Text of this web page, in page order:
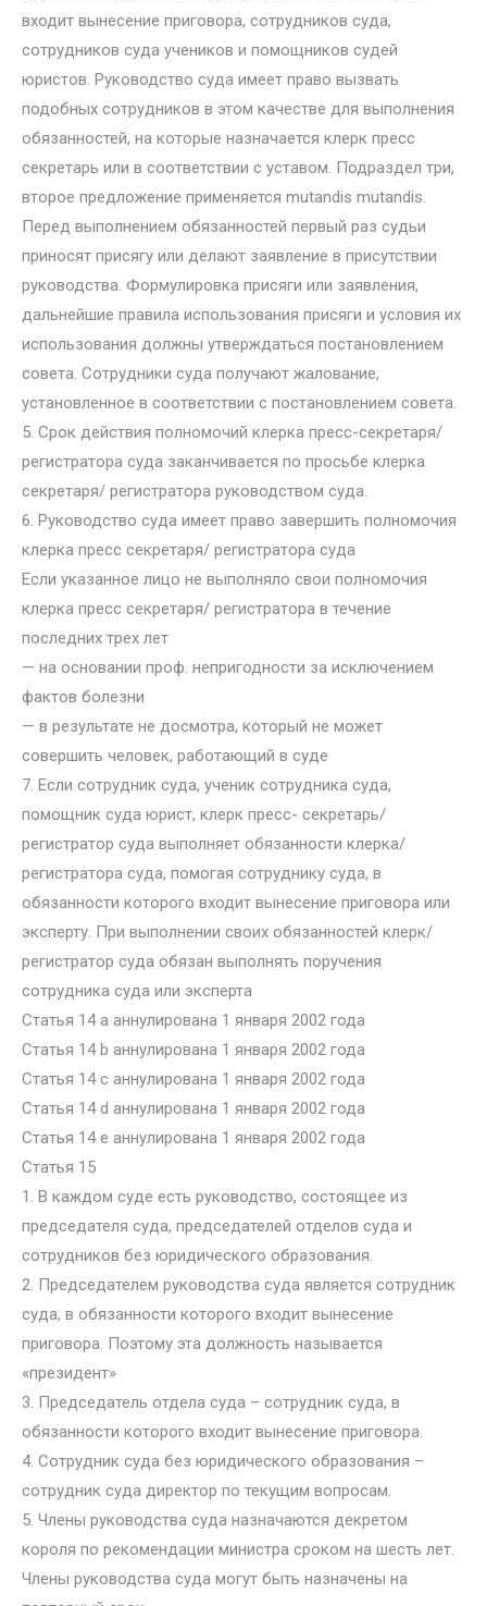
входит вынесение приговора, сотрудников суда,
сотрудников суда учеников и помощников судей
юристов. Руководство суда имеет право вызвать
подобных сотрудников в этом качестве для выполнения
обязанностей, на которые назначается клерк пресс
секретарь или в соответствии с уставом. Подраздел три,
второе предложение применяется mutandis mutandis.
Перед выполнением обязанностей первый раз судьи
приносят присягу или делают заявление в присутствии
руководства. Формулировка присяги или заявления,
дальнейшие правила использования присяги и условия их
использования должны утверждаться постановлением
совета. Сотрудники суда получают жалование,
установленное в соответствии с постановлением совета.
5. Срок действия полномочий клерка пресс-секретаря/
регистратора суда заканчивается по просьбе клерка
секретаря/ регистратора руководством суда.
6. Руководство суда имеет право завершить полномочия
клерка пресс секретаря/ регистратора суда
Если указанное лицо не выполняло свои полномочия
клерка пресс секретаря/ регистратора в течение
последних трех лет
— на основании проф. непригодности за исключением
фактов болезни
— в результате не досмотра, который не может
совершить человек, работающий в суде
7. Если сотрудник суда, ученик сотрудника суда,
помощник суда юрист, клерк пресс- секретарь/
регистратор суда выполняет обязанности клерка/
регистратора суда, помогая сотруднику суда, в
обязанности которого входит вынесение приговора или
эксперту. При выполнении своих обязанностей клерк/
регистратор суда обязан выполнять поручения
сотрудника суда или эксперта
Статья 14 a аннулирована 1 января 2002 года
Статья 14 b аннулирована 1 января 2002 года
Статья 14 c аннулирована 1 января 2002 года
Статья 14 d аннулирована 1 января 2002 года
Статья 14 e аннулирована 1 января 2002 года
Статья 15
1. В каждом суде есть руководство, состоящее из
председателя суда, председателей отделов суда и
сотрудников без юридического образования.
2. Председателем руководства суда является сотрудник
суда, в обязанности которого входит вынесение
приговора. Поэтому эта должность называется
«президент»
3. Председатель отдела суда – сотрудник суда, в
обязанности которого входит вынесение приговора.
4. Сотрудник суда без юридического образования –
сотрудник суда директор по текущим вопросам.
5. Члены руководства суда назначаются декретом
короля по рекомендации министра сроком на шесть лет.
Члены руководства суда могут быть назначены на